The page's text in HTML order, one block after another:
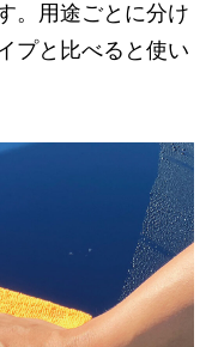
。用途ごとに分け
プと比べると使い